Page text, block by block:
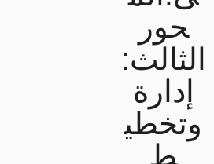
حور
الثالث:
إدارة
وتخطي
ط